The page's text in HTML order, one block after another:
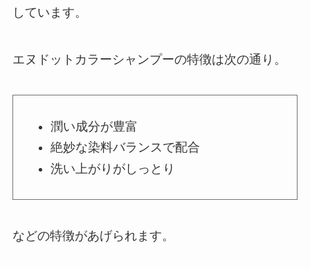
しています。
エヌドットカラーシャンプーの特徴は次の通り。
潤い成分が豊富
絶妙な染料バランスで配合
洗い上がりがしっとり
などの特徴があげられます。